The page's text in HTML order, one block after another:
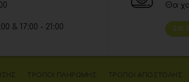
& 17:00 - 21:00
Θα
210
ΤΡΌΠΟΙ ΠΛΗΡΩΜΉΣ ΤΡΌΠΟΙ ΑΠΟΣΤΟΛΉΣ